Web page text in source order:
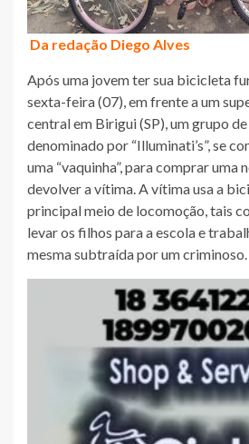
Da redação Diego Alves
Após uma jovem ter sua bicicleta
sexta-feira (07), em frente a um
central em Birigui (SP), um grupo
denominado por “Illuminati’s”, se
uma “vaquinha”, para comprar uma
devolver a vítima. A vítima usa a
principal meio de locomoção, tais
levar os filhos para a escola e
mesma subtraída por um criminoso.